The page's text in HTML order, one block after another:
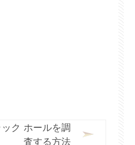
ク ホールを調
査する方法